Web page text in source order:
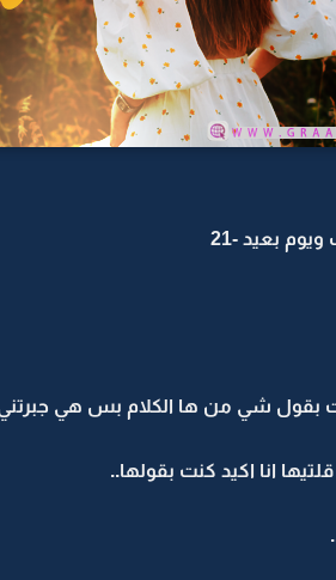
بعيد -21
بقول شي من ها الكلام بس هي
انا اكيد كنت بقولها..